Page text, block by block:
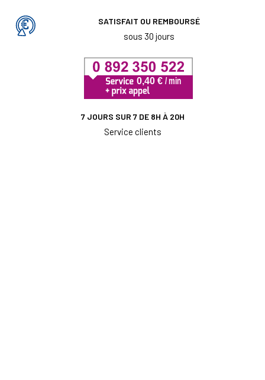
SATISFAIT OU REMBOURSÉ
sous 30 jours
7 JOURS SUR 7 DE 8H À 20H
Service clients